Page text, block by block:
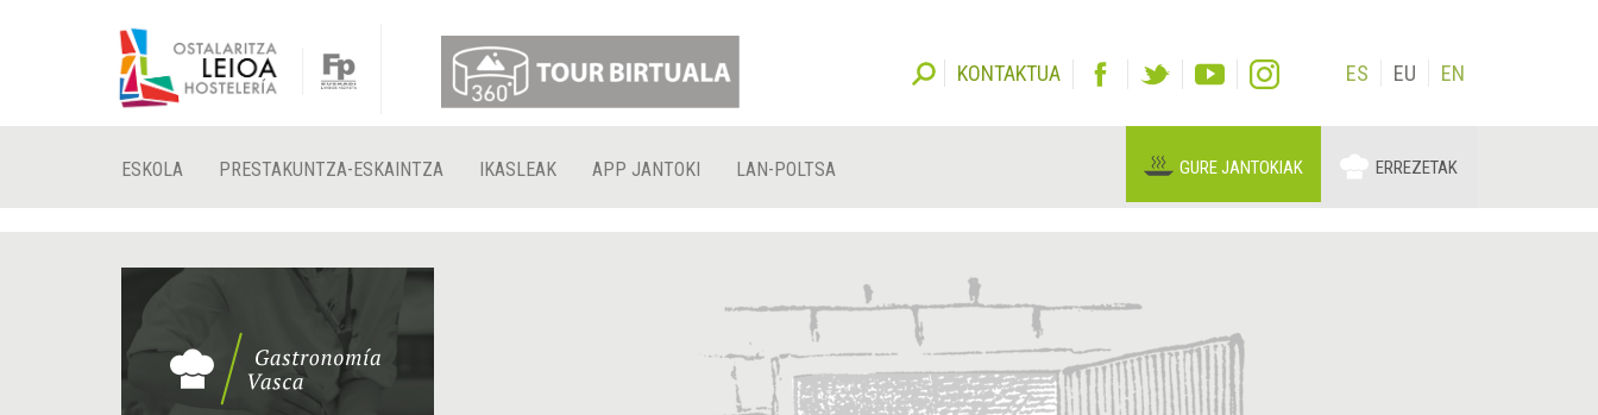
KONTAKTUA ES EU EN
ESKOLA PRESTAKUNTZA-ESKAINTZA IKASLEAK APP JANTOKI LAN-POLTSA GURE JANTOKIAK ERREZETAK